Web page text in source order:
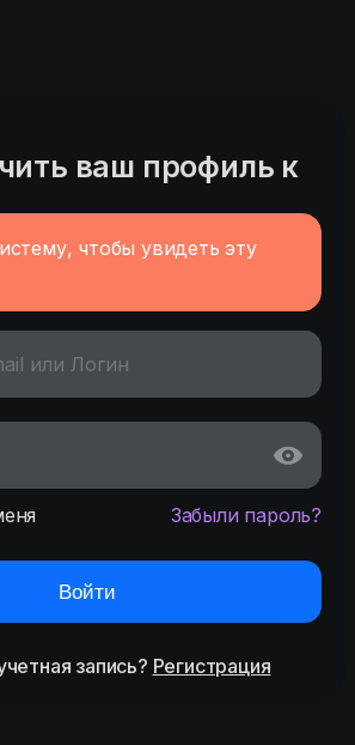
ваш профиль к
чтобы увидеть эту
Забыли пароль?
Войти
запись? Регистрация